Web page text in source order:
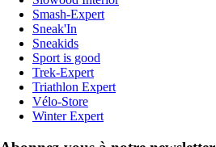
Smash-Expert
Sneak'In
Sneakids
Sport is good
Trek-Expert
Triathlon Expert
Vélo-Store
Winter Expert